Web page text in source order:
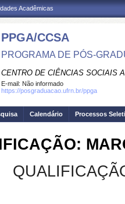
Acadêmicas
PPGA/CCSA
PROGRAMA DE PÓS-
CENTRO DE CIÊNCIAS SOCIAIS
E-mail: Não informado
https://posgraduacao.ufrn.br/ppga
Calendário Processos